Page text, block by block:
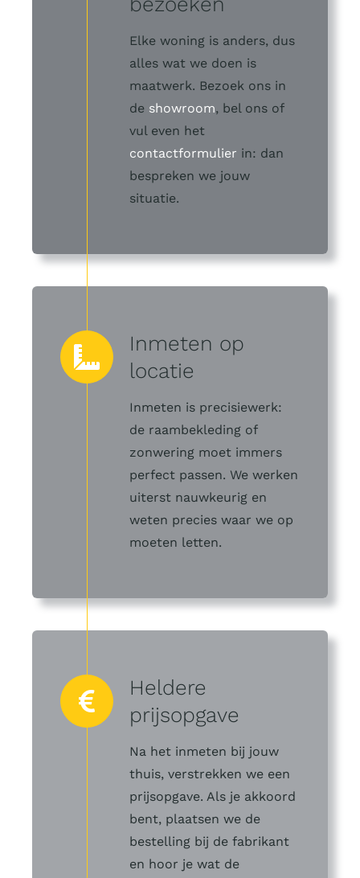
Elke woning is anders, dus
alles wat we doen is
maatwerk. Bezoek ons in
de showroom, bel ons of
vul even het
contactformulier in: dan
bespreken we jouw
situatie.
Inmeten op
locatie
Inmeten is precisiewerk:
de raambekleding of
zonwering moet immers
perfect passen. We werken
uiterst nauwkeurig en
weten precies waar we op
moeten letten.
Heldere
prijsopgave
Na het inmeten bij jouw
thuis, verstrekken we een
prijsopgave. Als je akkoord
bent, plaatsen we de
bestelling bij de fabrikant
en hoor je wat de